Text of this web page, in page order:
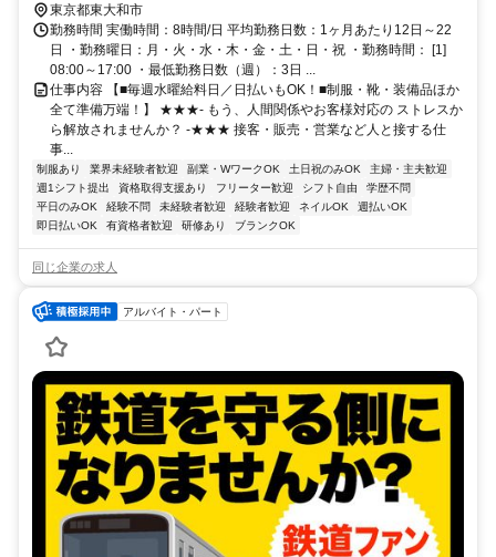
東京都東大和市
勤務時間 実働時間：8時間/日 平均勤務日数：1ヶ月あたり12日～22
日 ・勤務曜日：月・火・水・木・金・土・日・祝 ・勤務時間： [1]
08:00～17:00 ・最低勤務日数（週）：3日 ...
仕事内容 【■毎週水曜給料日／日払いもOK！■制服・靴・装備品ほか
全て準備万端！】 ★★★- もう、人間関係やお客様対応の ストレスか
ら解放されませんか？ -★★★ 接客・販売・営業など人と接する仕
事...
制服あり 業界未経験者歓迎 副業・WワークOK 土日祝のみOK
主婦・主夫歓迎
週1シフト提出
資格取得支援あり フリーター歓迎 シフト自由
学歴不問
平日のみOK
経験不問 未経験者歓迎 経験者歓迎 ネイルOK
週払いOK
即日払いOK
有資格者歓迎 研修あり ブランクOK
同じ企業の求人
アルバイト・パート